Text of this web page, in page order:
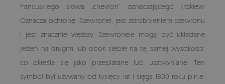
francuskiego słowa „chevron” oznaczającego krokiew.
Oznacza ochronę. Szewronel, jest zdrobnieniem szewronu
i jest znacznie węższy. Szewronele mogą być układane
jeden na drugim lub obok siebie na tej samej wysokości,
co określa się jako przeplatane lub usztywniane. Ten
symbol był używany od tysięcy lat i sięga 1800 roku p.n.e.